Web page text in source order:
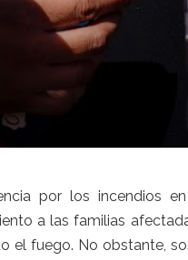
por los incendios
a las familias
el fuego. No obstante,